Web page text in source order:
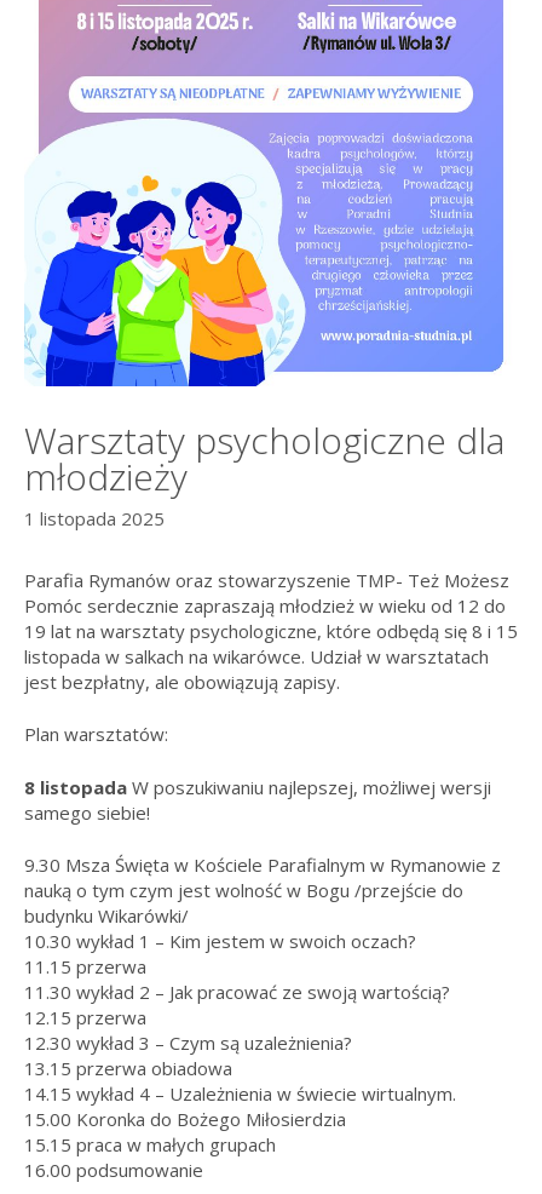
Warsztaty psychologiczne dla
młodzieży
1 listopada 2025
Parafia Rymanów oraz stowarzyszenie TMP- Też Możesz
Pomóc serdecznie zapraszają młodzież w wieku od 12 do
19 lat na warsztaty psychologiczne, które odbędą się 8 i 15
listopada w salkach na wikarówce. Udział w warsztatach
jest bezpłatny, ale obowiązują zapisy.
Plan warsztatów:
8 listopada W poszukiwaniu najlepszej, możliwej wersji
samego siebie!
9.30 Msza Święta w Kościele Parafialnym w Rymanowie z
nauką o tym czym jest wolność w Bogu /przejście do
budynku Wikarówki/
10.30 wykład 1 – Kim jestem w swoich oczach?
11.15 przerwa
11.30 wykład 2 – Jak pracować ze swoją wartością?
12.15 przerwa
12.30 wykład 3 – Czym są uzależnienia?
13.15 przerwa obiadowa
14.15 wykład 4 – Uzależnienia w świecie wirtualnym.
15.00 Koronka do Bożego Miłosierdzia
15.15 praca w małych grupach
16.00 podsumowanie